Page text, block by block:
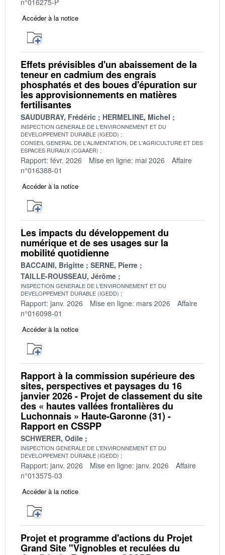
n°016275-P
Accéder à la notice
Effets prévisibles d'un abaissement de la
teneur en cadmium des engrais
phosphatés et des boues d'épuration sur
les approvisionnements en matières
fertilisantes
SAUDUBRAY, Frédéric HERMELINE, Michel
INSPECTION GENERALE DE L'ENVIRONNEMENT ET DU
DEVELOPPEMENT DURABLE (IGEDD)
CONSEIL GENERAL DE L'ALIMENTATION, DE L'AGRICULTURE ET DES
ESPACES RURAUX (CGAAER)
Rapport: févr. 2026 Mise en ligne: mai 2026
Affaire
n°016388-01
Accéder à la notice
Les impacts du développement du
numérique et de ses usages sur la
mobilité quotidienne
BACCAINI, Brigitte
SERNE, Pierre
TAILLE-ROUSSEAU, Jérôme
INSPECTION GENERALE DE L'ENVIRONNEMENT ET DU
DEVELOPPEMENT DURABLE (IGEDD)
Rapport: janv. 2026 Mise en ligne: mars 2026
Affaire
n°016098-01
Accéder à la notice
Rapport à la commission supérieure des
sites, perspectives et paysages du 16
janvier 2026 - Projet de classement du site
des « hautes vallées frontalières du
Luchonnais » Haute-Garonne (31) -
Rapport en CSSPP
SCHWERER, Odile
INSPECTION GENERALE DE L'ENVIRONNEMENT ET DU
DEVELOPPEMENT DURABLE (IGEDD)
Rapport: janv. 2026 Mise en ligne: janv. 2026
Affaire
n°013575-03
Accéder à la notice
Projet et programme d'actions du Projet
Grand Site "Vignobles et reculées du